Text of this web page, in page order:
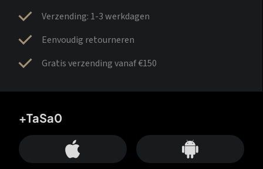
Verzending: 1-3 werkdagen
Eenvoudig retourneren
Gratis verzending vanaf €150
+TaSa0